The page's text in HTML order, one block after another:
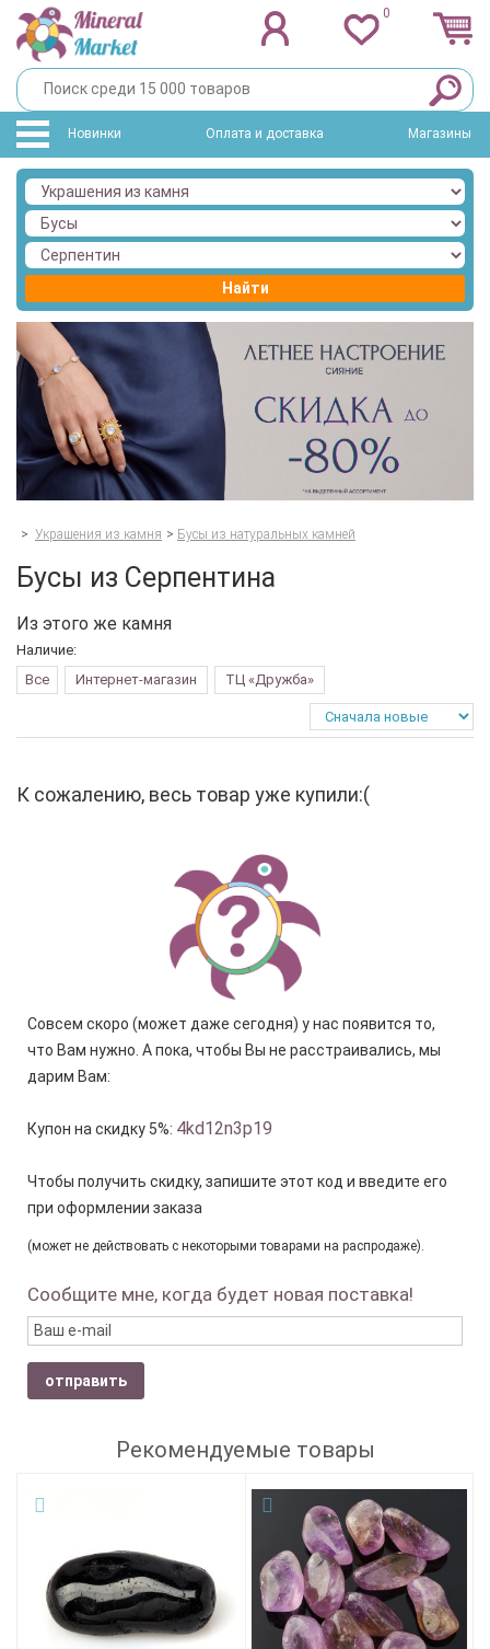
0
Новинки Оплата и доставка Магазины
Найти
> Украшения из камня > Бусы из натуральных камней
Бусы из Серпентина
Из этого же камня
Наличие:
Все
Интернет-магазин ТЦ «Дружба»
К сожалению, весь товар уже купили:(
Совсем скоро (может даже сегодня) у нас появится то,
что Вам нужно. А пока, чтобы Вы не расстраивались, мы
дарим Вам:
Купон на скидку 5%: 4kd12n3p19
Чтобы получить скидку, запишите этот код и введите его
при оформлении заказа
(может не действовать с некоторыми товарами на распродаже).
Сообщите мне, когда будет новая поставка!
отправить
Рекомендуемые товары